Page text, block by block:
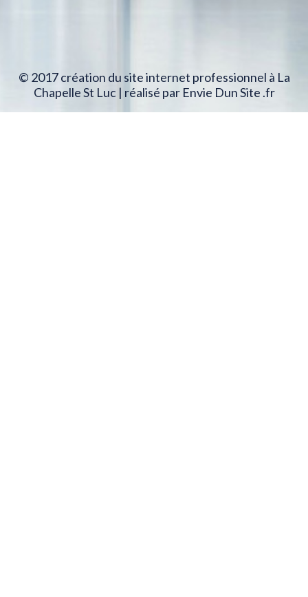
© 2017 création du site internet professionnel à La
Chapelle St Luc | réalisé par Envie Dun Site .fr